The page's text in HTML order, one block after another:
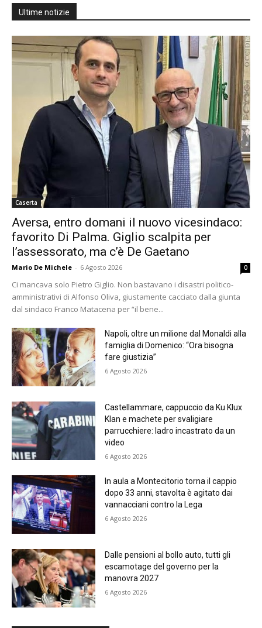
Ultime notizie
Caserta
Aversa, entro domani il nuovo vicesindaco:
favorito Di Palma. Giglio scalpita per
l’assessorato, ma c’è De Gaetano
Mario De Michele - 6 Agosto 2026 0
Ci mancava solo Pietro Giglio. Non bastavano i disastri politico-
amministrativi di Alfonso Oliva, giustamente cacciato dalla giunta
dal sindaco Franco Matacena per “il bene...
Napoli, oltre un milione dal Monaldi alla
famiglia di Domenico: “Ora bisogna
fare giustizia”
6 Agosto 2026
Castellammare, cappuccio da Ku Klux
Klan e machete per svaligiare
parrucchiere: ladro incastrato da un
video
6 Agosto 2026
In aula a Montecitorio torna il cappio
dopo 33 anni, stavolta è agitato dai
vannacciani contro la Lega
6 Agosto 2026
Dalle pensioni al bollo auto, tutti gli
escamotage del governo per la
manovra 2027
6 Agosto 2026